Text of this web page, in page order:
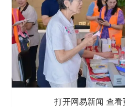
打开网易新闻 查看